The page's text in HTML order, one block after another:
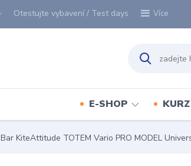
Otestujte vybavení / Test days Více
E-SHOP KURZ
Bar KiteAttitude TOTEM Vario PRO MODEL